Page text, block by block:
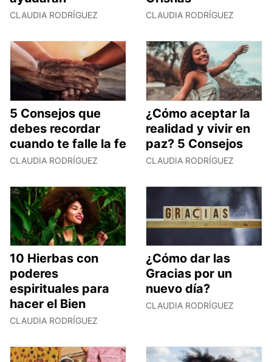
CLAUDIA RODRÍGUEZ CLAUDIA RODRÍGUEZ
5 Consejos que
debes recordar
cuando te falle la fe
CLAUDIA RODRÍGUEZ
¿Cómo aceptar la
realidad y vivir en
paz? 5 Consejos
CLAUDIA RODRÍGUEZ
10 Hierbas con
poderes
espirituales para
hacer el Bien
CLAUDIA RODRÍGUEZ
¿Cómo dar las
Gracias por un
nuevo día?
CLAUDIA RODRÍGUEZ